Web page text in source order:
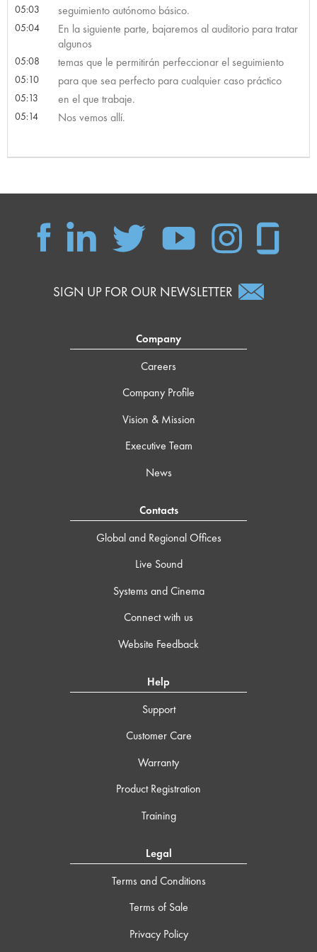
05:03 seguimiento autónomo básico.
05:04
En la siguiente parte, bajaremos al auditorio para tratar
algunos
05:08 temas que le permitirán perfeccionar el seguimiento
05:10 para que sea perfecto para cualquier caso práctico
05:13 en el que trabaje.
05:14 Nos vemos allí.
SIGN UP FOR OUR NEWSLETTER
Company
Careers
Company Profile
Vision & Mission
Executive Team
News
Contacts
Global and Regional Offices
Live Sound
Systems and Cinema
Connect with us
Website Feedback
Help
Support
Customer Care
Warranty
Product Registration
Training
Legal
Terms and Conditions
Terms of Sale
Privacy Policy